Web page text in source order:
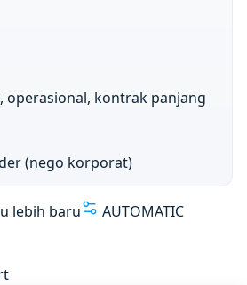
operasional, kontrak panjang
(nego korporat)
lebih baru AUTOMATIC